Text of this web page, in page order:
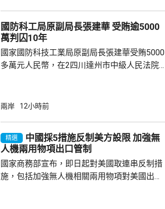
對於犯案動機的想法，他稱，並非可以輕易改
變，但不會再犯案。指給家人和職場造成巨大
困擾，打算為事件負責，不會自殺或...
國防科工局原副局長張建華 受賄逾5000
萬判囚10年
國家國防科技工業局原副局長張建華受賄5000
多萬元人民幣，在2四川達州市中級人民法院
工業局總工程師和副局長等職務便利，為有關
退休後，通過其他國家工作人員職務上的行
為，為有關人員在企業經營、項目承攬等事項
上謀取不正當利益，...
兩岸 12小時前
精選
中國採5措施反制美方設限 加強無
人機兩用物項出口管制
國家商務部宣布，即日起對美國取連串反制措
施，包括加強無人機相關兩用物項對美國出口